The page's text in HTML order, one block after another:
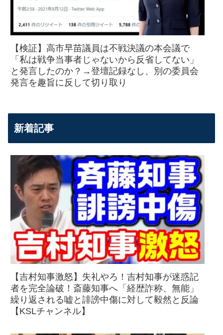
【検証】高市早苗議員は不戦決議の本会議で
「私は戦争当事者じゃないから反省してない」
と発言したのか？→登壇記録なし、別の委員会
発言を趣旨に反して切り取り
新着記事
【吉村知事激怒】失礼やろ！吉村知事が迷惑記
者を完全論破！斎藤知事へ「経歴詐称、無能」
繰り返される嘘と誹謗中傷に対して毅然と反論
【KSLチャンネル】